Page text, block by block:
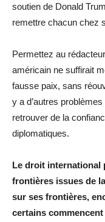
soutien de Donald
remettre chacun chez
Permettez au
américain ne suffirait
fausse paix, sans
y a d’autres
retrouver de la
diplomatiques.
Le droit international
frontières issues de
sur ses frontières,
certains